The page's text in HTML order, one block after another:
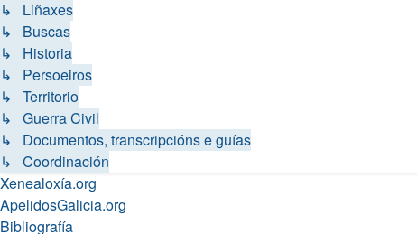
↳ Liñaxes
↳ Buscas
↳ Historia
↳ Persoeiros
↳ Territorio
↳ Guerra Civil
↳ Documentos, transcripcións e guías
↳ Coordinación
Xenealoxía.org
ApelidosGalicia.org
Bibliografía